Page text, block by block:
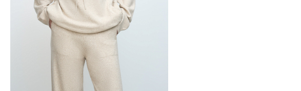
Добавить в корзину